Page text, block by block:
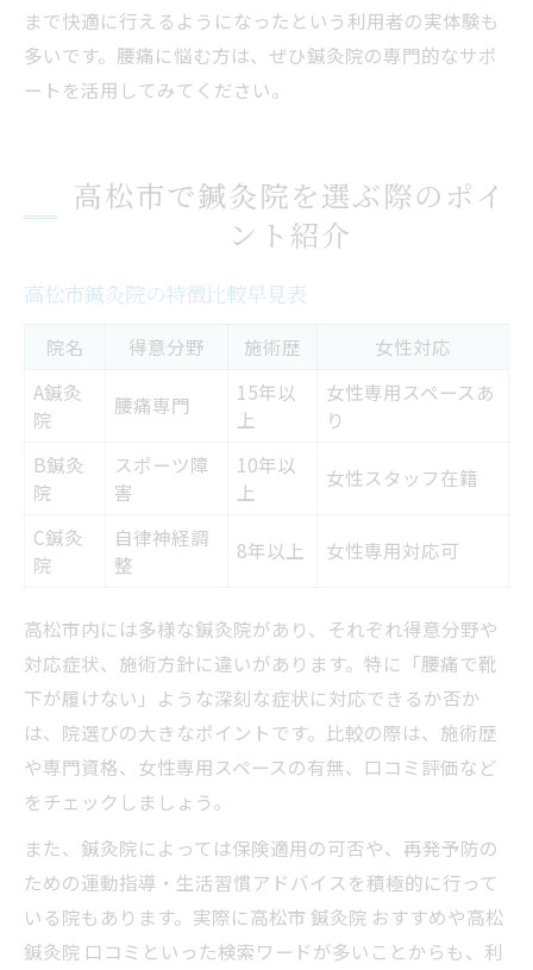
まで快適に行えるようになったという利用者の実体験も
多いです。腰痛に悩む方は、ぜひ鍼灸院の専門的なサポ
ートを活用してみてください。
高松市で鍼灸院を選ぶ際のポイ
ント紹介
高松市鍼灸院の特徴比較早見表
院名 得意分野 施術歴
女性対応
A鍼灸
院
腰痛専門
15年以
上
女性専用スペースあ
り
B鍼灸
院
スポーツ障
害
10年以
上
女性スタッフ在籍
C鍼灸
院
自律神経調
整
8年以上 女性専用対応可
高松市内には多様な鍼灸院があり、それぞれ得意分野や
対応症状、施術方針に違いがあります。特に「腰痛で靴
下が履けない」ような深刻な症状に対応できるか否か
は、院選びの大きなポイントです。比較の際は、施術歴
や専門資格、女性専用スペースの有無、口コミ評価など
をチェックしましょう。
また、鍼灸院によっては保険適用の可否や、再発予防の
ための運動指導・生活習慣アドバイスを積極的に行って
いる院もあります。実際に高松市 鍼灸院 おすすめや高松
鍼灸院 口コミといった検索ワードが多いことからも、利